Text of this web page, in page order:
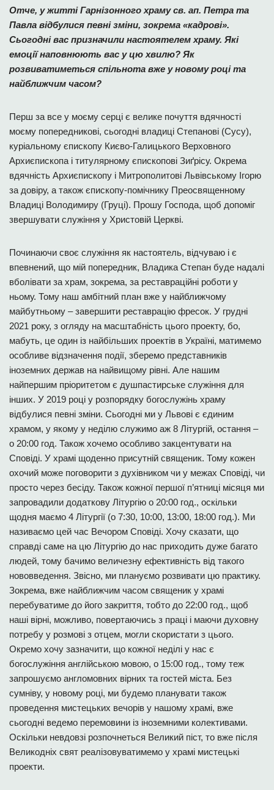
Отче, у житті Гарнізонного храму св. ап. Петра та
Павла відбулися певні зміни, зокрема «кадрові».
Сьогодні вас призначили настоятелем храму. Які
емоції наповнюють вас у цю хвилю? Як
розвиватиметься спільнота вже у новому році та
найближчим часом?
Перш за все у моєму серці є велике почуття вдячності
моєму попередникові, сьогодні владиці Степанові (Сусу),
куріальному єпископу Києво-Галицького Верховного
Архиєпископа і титулярному єпископові Зиґрісу. Окрема
вдячність Архиєпископу і Митрополитові Львівському Ігорю
за довіру, а також єпископу-помічнику Преосвященному
Владиці Володимиру (Груці). Прошу Господа, щоб допоміг
звершувати служіння у Христовій Церкві.
Починаючи своє служіння як настоятель, відчуваю і є
впевнений, що мій попередник, Владика Степан буде надалі
вболівати за храм, зокрема, за реставраційні роботи у
ньому. Тому наш амбітний план вже у найближчому
майбутньому – завершити реставрацію фресок. У грудні
2021 року, з огляду на масштабність цього проекту, бо,
мабуть, це один із найбільших проектів в Україні, матимемо
особливе відзначення події, зберемо представників
іноземних держав на найвищому рівні. Але нашим
найпершим пріоритетом є душпастирське служіння для
інших. У 2019 році у розпорядку богослужінь храму
відбулися певні зміни. Сьогодні ми у Львові є єдиним
храмом, у якому у неділю служимо аж 8 Літургій, остання –
о 20:00 год. Також хочемо особливо закцентувати на
Сповіді. У храмі щоденно присутній священик. Тому кожен
охочий може поговорити з духівником чи у межах Сповіді, чи
просто через бесіду. Також кожної першої п’ятниці місяця ми
запровадили додаткову Літургію о 20:00 год., оскільки
щодня маємо 4 Літургії (о 7:30, 10:00, 13:00, 18:00 год.). Ми
називаємо цей час Вечором Сповіді. Хочу сказати, що
справді саме на цю Літургію до нас приходить дуже багато
людей, тому бачимо величезну ефективність від такого
нововведення. Звісно, ми плануємо розвивати цю практику.
Зокрема, вже найближчим часом священик у храмі
перебуватиме до його закриття, тобто до 22:00 год., щоб
наші вірні, можливо, повертаючись з праці і маючи духовну
потребу у розмові з отцем, могли скористати з цього.
Окремо хочу зазначити, що кожної неділі у нас є
богослужіння англійською мовою, о 15:00 год., тому теж
запрошуємо англомовних вірних та гостей міста. Без
сумніву, у новому році, ми будемо планувати також
проведення мистецьких вечорів у нашому храмі, вже
сьогодні ведемо перемовини із іноземними колективами.
Оскільки невдовзі розпочнеться Великий піст, то вже після
Великодніх свят реалізовуватимемо у храмі мистецькі
проекти.